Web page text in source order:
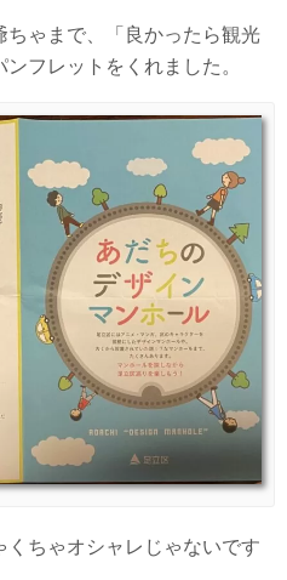
ゃまで、「良かったら観光
フレットをくれました。
ちゃオシャレじゃないです